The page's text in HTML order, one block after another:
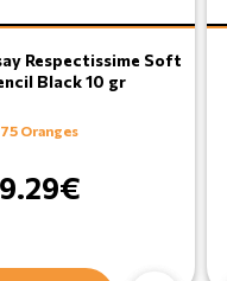
Respectissime Soft
Black 10 gr
75 Oranges
9.29€